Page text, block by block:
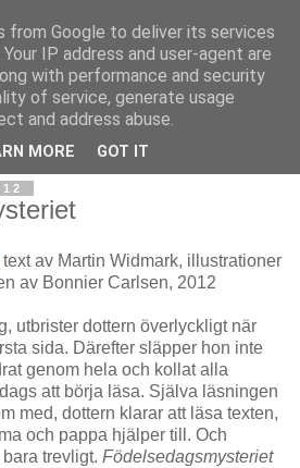
text av Martin Widmark, illustrationer
av Bonnier Carlsen, 2012
utbrister dottern överlyckligt när
sida. Därefter släpper hon inte
genom hela och kollat alla
att börja läsa. Själva läsningen
med, dottern klarar att läsa texten,
och pappa hjälper till. Och
trevligt. Födelsedagsmysteriet
from Google to deliver its services
IP address and user-agent are
with performance and security
of service, generate usage
and address abuse.
MORE GOT IT